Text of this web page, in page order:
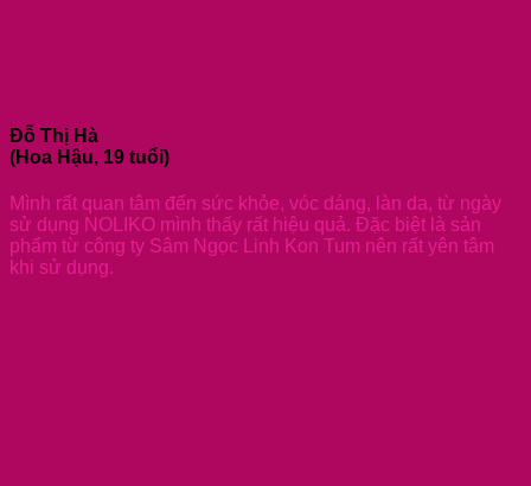
Đỗ Thị Hà
(Hoa Hậu, 19 tuổi)
Mình rất quan tâm đến sức khỏe, vóc dáng, làn da, từ ngày
sử dụng NOLIKO mình thấy rất hiệu quả. Đặc biệt là sản
phẩm từ công ty Sâm Ngọc Linh Kon Tum nên rất yên tâm
khi sử dụng.